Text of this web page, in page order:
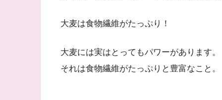
大麦は食物繊維がたっぷり！
大麦には実はとってもパワーがあります。
それは食物繊維がたっぷりと豊富なこと。